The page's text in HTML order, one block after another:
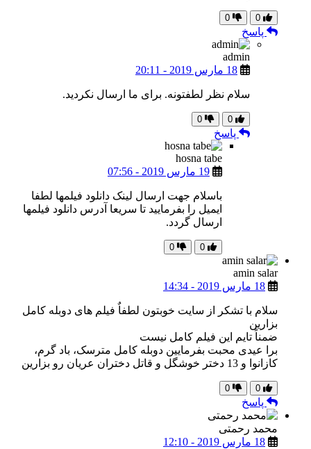
0
0
پاسخ
admin
18 مارس 2019 - 20:11
سلام نظر لطفتونه. برای ما ارسال نکردید.
0
0
پاسخ
hosna tabe
19 مارس 2019 - 07:56
باسلام جهت ارسال لینک دانلود فیلمها لطفا
ایمیل را بفرمایید تا سریعا آدرس دانلود فیلمها
ارسال گردد.
0
0
amin salar
18 مارس 2019 - 14:34
سلام با تشکر از سایت خوبتون لطفاٌ فیلم های دوبله کامل
بزارین
ضمناً تایم این فیلم کامل نیست
برا عیدی محبت بفرمایین دوبله کامل مترسک، باد گرم،
کازانوا و 13 دختر خوشگل و قاتل دختران عریان رو بزارین
0
0
پاسخ
محمد رحمتی
18 مارس 2019 - 12:10